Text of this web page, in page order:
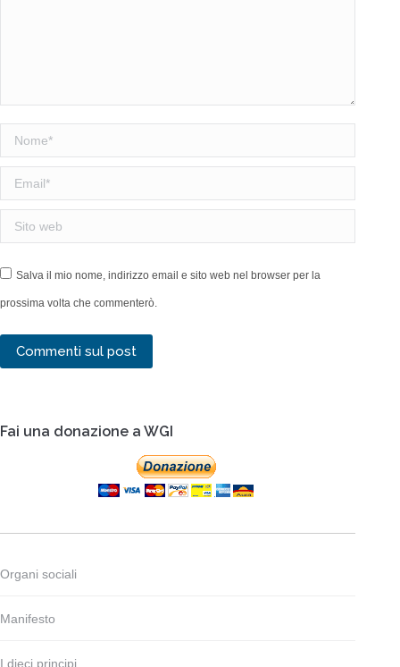
Nome *
Email *
Sito web
Salva il mio nome, indirizzo email e sito web nel browser per la
prossima volta che commenterò.
Commenti sul post
Fai una donazione a WGI
Organi sociali
Manifesto
I dieci principi